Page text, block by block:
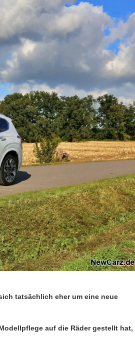
tatsächlich eher um eine neue
auf die Räder gestellt hat,